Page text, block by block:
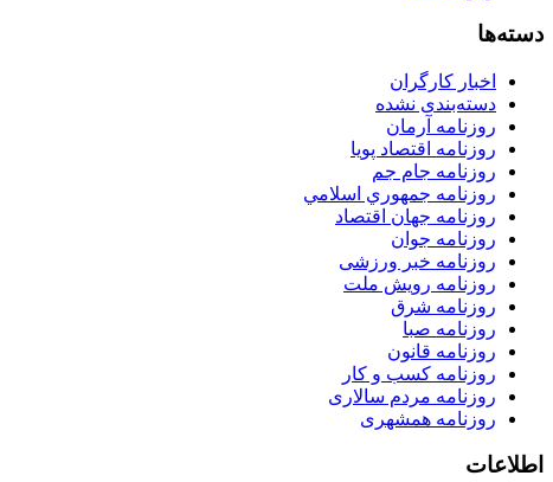
دسته‌ها
اخبار کارگران
دسته‌بندی نشده
روزنامه آرمان
روزنامه اقتصاد پویا
روزنامه جام جم
روزنامه جمهوري اسلامي
روزنامه جهان اقتصاد
روزنامه جوان
روزنامه خبر ورزشى
روزنامه رویش ملت
روزنامه شرق
روزنامه صبا
روزنامه قانون
روزنامه كسب و كار
روزنامه مردم سالاری
روزنامه همشهری
اطلاعات